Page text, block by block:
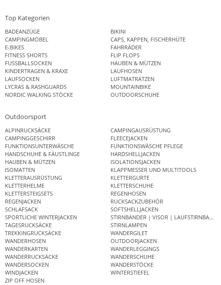
Top Kategorien
BADEANZÜGE
BIKINI
CAMPINGMÖBEL
CAPS, KAPPEN, FISCHERHÜTE
E-BIKES
FAHRRÄDER
FITNESS SHORTS
FLIP FLOPS
FUSSBALLSOCKEN
HAUBEN & MÜTZEN
KINDERTRAGEN & KRAXE
LAUFHOSEN
LAUFSOCKEN
LUFTMATRATZEN
LYCRAS & RASHGUARDS
MOUNTAINBIKE
NORDIC WALKING STÖCKE
OUTDOORSCHUHE
Outdoorsport
ALPINRUCKSÄCKE
CAMPINGAUSRÜSTUNG
CAMPINGGESCHIRR
FLEECEJACKEN
FUNKTIONSUNTERWÄSCHE
FUNKTIONSWÄSCHE PFLEGE
HANDSCHUHE & FÄUSTLINGE
HARDSHELLJACKEN
HAUBEN & MÜTZEN
ISOLATIONSJACKEN
ISOMATTEN
KLAPPMESSER UND MULTITOOLS
KLETTERAUSRÜSTUNG
KLETTERGURTE
KLETTERHELME
KLETTERSCHUHE
KLETTERSTEIGSETS
REGENHOSEN
REGENJACKEN
RUCKSACKZUBEHÖR
SCHLAFSACK
SOFTSHELLJACKEN
SPORTLICHE WINTERJACKEN
STIRNBÄNDER | VISOR | LAUFSTIRNBAND
TAGESRUCKSÄCKE
STIRNLAMPEN
TREKKINGRUCKSÄCKE
WANDERGILET
WANDERHOSEN
OUTDOORJACKEN
WANDERKARTEN
WANDERLEGGINGS
WANDERRUCKSÄCKE
WANDERSCHUHE
WANDERSOCKEN
WANDERSTÖCKE
WINDJACKEN
WINTERSTIEFEL
ZIP OFF HOSEN